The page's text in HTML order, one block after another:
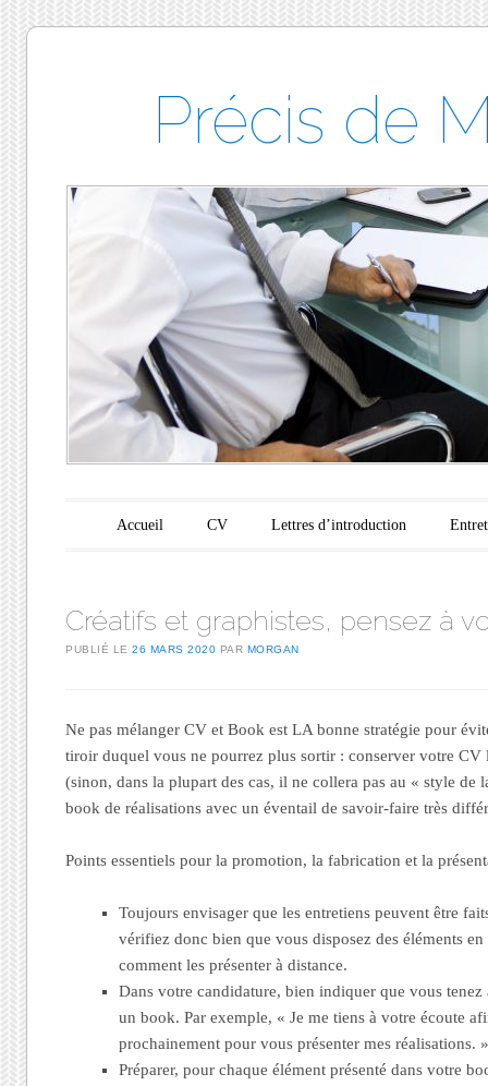
Précis de
Menu principal
Aller au contenu
Accueil CV Lettres d’introduction
Créatifs et graphistes, pensez à
PUBLIÉ LE26 MARS 2020 PAR MORGAN
Ne pas mélanger CV et Book est LA bonne stratégie pour
tiroir duquel vous ne pourrez plus sortir : conserver votre CV
(sinon, dans la plupart des cas, il ne collera pas au « style de
book de réalisations avec un éventail de savoir-faire très
Points essentiels pour la promotion, la fabrication et la
Toujours envisager que les entretiens peuvent être
vérifiez donc bien que vous disposez des éléments
comment les présenter à distance.
Dans votre candidature, bien indiquer que vous
un book. Par exemple, « Je me tiens à votre écoute
prochainement pour vous présenter mes réalisations. »
Préparer, pour chaque élément présenté dans votre